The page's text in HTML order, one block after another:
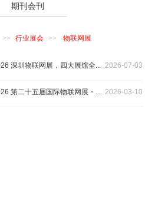
期刊会刊
行业展会 物联网展
深圳物联网展，四大展馆全... 2026-07-03
第二十五届国际物联网展・... 2026-03-10